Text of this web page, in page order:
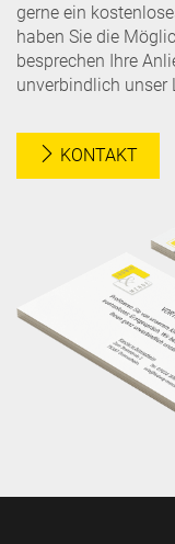
gerne ein
haben Sie die
besprechen Ihre
unverbindlich unser
KONTAKT